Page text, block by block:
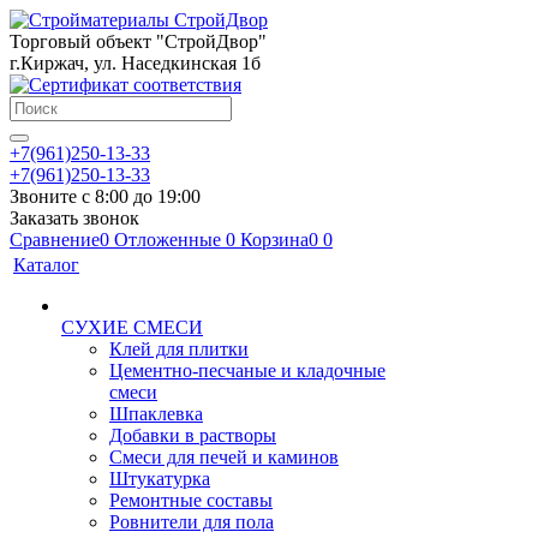
Торговый объект "СтройДвор"
г.Киржач, ул. Наседкинская 1б
+7(961)250-13-33
+7(961)250-13-33
Звоните с 8:00 до 19:00
Заказать звонок
Сравнение0 Отложенные 0 Корзина0 0
Каталог
СУХИЕ СМЕСИ
Клей для плитки
Цементно-песчаные и кладочные
смеси
Шпаклевка
Добавки в растворы
Смеси для печей и каминов
Штукатурка
Ремонтные составы
Ровнители для пола